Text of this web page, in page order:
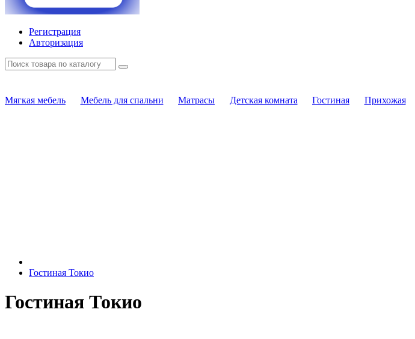
Регистрация
Авторизация
Мягкая мебель Мебель для спальни Матрасы Детская комната Гостиная Прихожая
Гостиная Токио
Гостиная Токио